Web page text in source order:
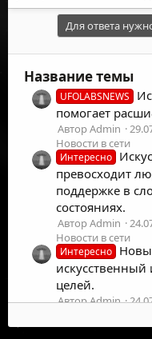
Для ответа
Название темы
UFOLABSNEWS
помогает
Автор Admin
Новости в сети
Интересно
превосходит
поддержке в
состояниях.
Автор Admin
Новости в сети
Интересно
целей.
Автор Admin
UFOLABSNEWS